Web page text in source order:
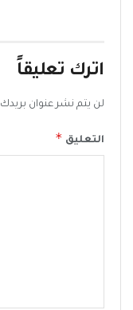
اترك تعليقاً
لن يتم نشر عنوان بريدك
التعليق *